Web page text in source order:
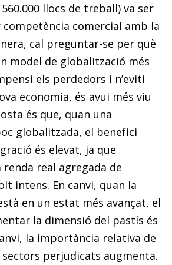
llocs de treball) va ser
comercial amb la
cal preguntar-se per què
model de globalització més
els perdedors i n’eviti
economia, és avui més viu
és que, quan una
globalitzada, el benefici
és elevat, ja que
renda real agregada de
intens. En canvi, quan la
en un estat més avançat, el
la dimensió del pastís és
la importància relativa de
sectors perjudicats augmenta.